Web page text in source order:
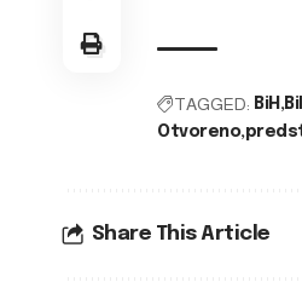
TAGGED: BiH
Otvoreno
Share This Article